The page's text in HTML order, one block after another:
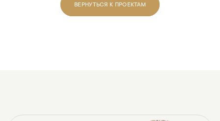
ВЕРНУТЬСЯ К ПРОЕКТАМ